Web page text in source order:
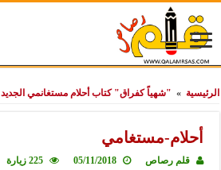
الرئيسية » "شهياً كفراق" كتاب أحلام مستغانمي الجديد
أحلام-مستغامي
قلم رصاص 05/11/2018 225 زيارة